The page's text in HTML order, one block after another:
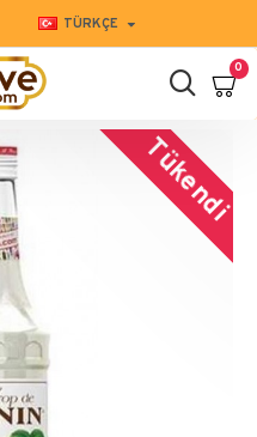
TÜRKÇE
0
Tükendi